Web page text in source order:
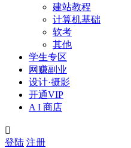
建站教程
计算机基础
软考
其他
学生专区
网赚副业
设计·摄影
开通VIP
A I 商店

登陆 注册